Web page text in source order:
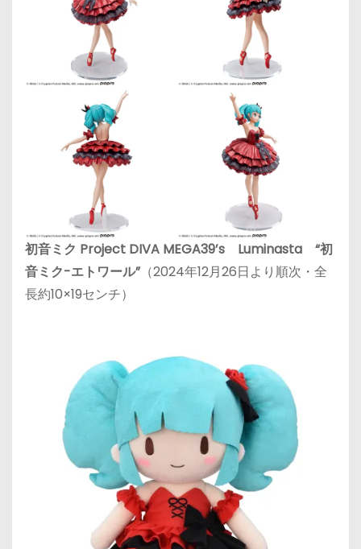
初音ミク Project DIVA MEGA39’s Luminasta “初
音ミク-エトワール”（2024年12月26日より順次・全
長約10×19センチ）